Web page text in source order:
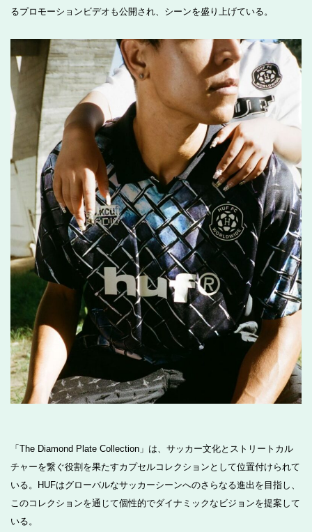
るプロモーションビデオも公開され、シーンを盛り上げている。
「The Diamond Plate Collection」は、サッカー文化とストリートカル
チャーを繋ぐ役割を果たすカプセルコレクションとして位置付けられて
いる。HUFはグローバルなサッカーシーンへのさらなる進出を目指し、
このコレクションを通じて個性的でダイナミックなビジョンを提案して
いる。